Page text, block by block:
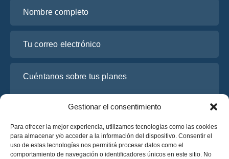
Gestionar el consentimiento
Para ofrecer la mejor experiencia, utilizamos tecnologías como las cookies
para almacenar y/o acceder a la información del dispositivo. Consentir el
uso de estas tecnologías nos permitirá procesar datos como el
comportamiento de navegación o identificadores únicos en este sitio. No